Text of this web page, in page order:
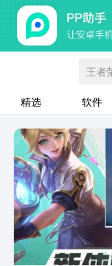
王者
精选 软件